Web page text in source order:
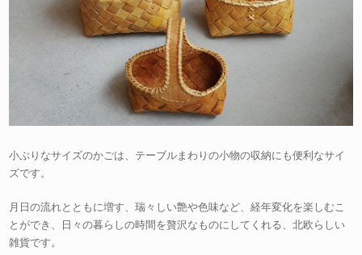
小ぶりなサイズのかごは、テーブルまわりの小物の収納にも便利なサイ
ズです。
月日の流れとともに増す、瑞々しい艶や色味など、経年変化を楽しむこ
とができ、日々の暮らしの時間を贅沢なものにしてくれる、北欧らしい
雑貨です。